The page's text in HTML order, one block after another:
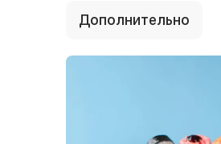
Дополнительно